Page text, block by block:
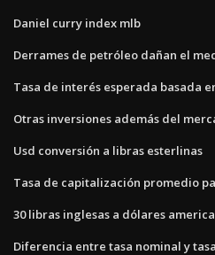
Daniel curry index mlb
Derrames de petróleo dañan el
Tasa de interés esperada basada
Otras inversiones además del
Usd conversión a libras esterlinas
Tasa de capitalización promedio
30 libras inglesas a dólares
Diferencia entre tasa nominal y